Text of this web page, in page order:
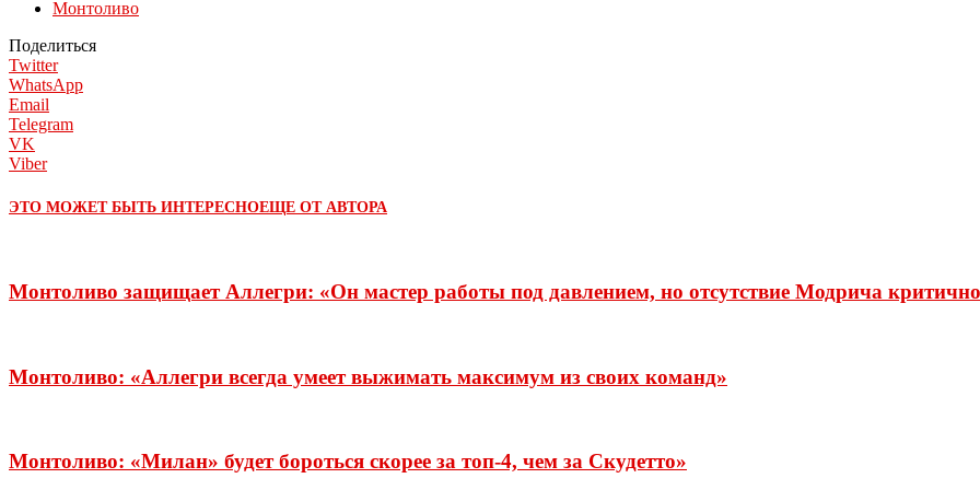
Монтоливо
Поделиться
Twitter
WhatsApp
Email
Telegram
VK
Viber
ЭТО МОЖЕТ БЫТЬ ИНТЕРЕСНОЕЩЕ ОТ АВТОРА
Монтоливо защищает Аллегри: «Он мастер работы под давлением, но отсутствие Модрича
Монтоливо: «Аллегри всегда умеет выжимать максимум из своих команд»
Монтоливо: «Милан» будет бороться скорее за топ-4, чем за Скудетто»